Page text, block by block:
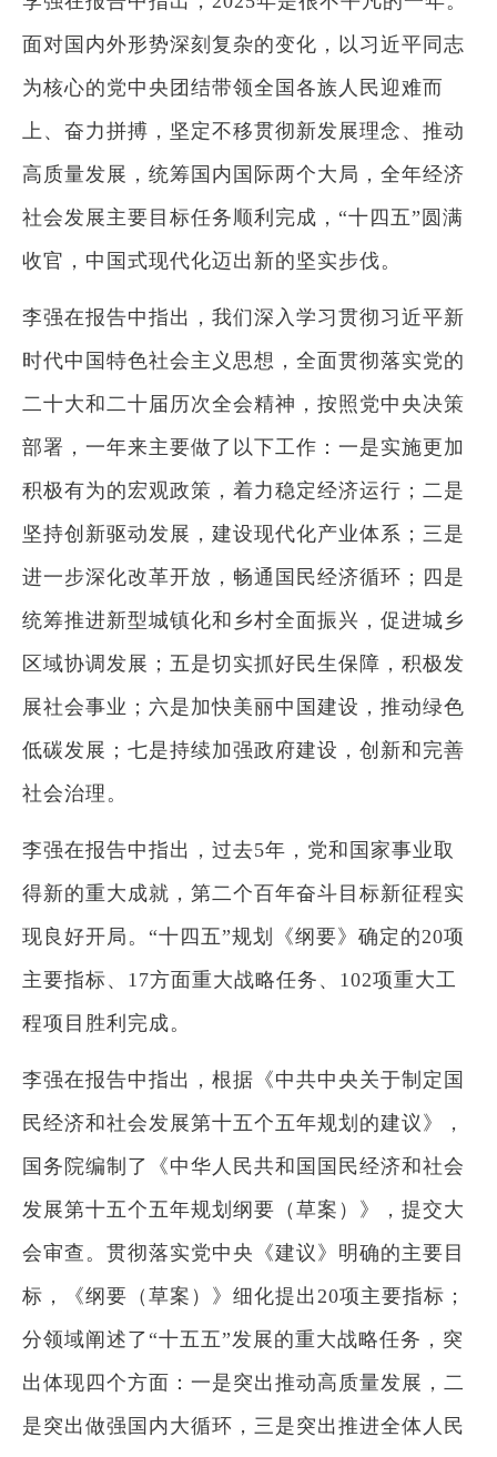
面对国内外形势深刻复杂的变化，以习近平同志
为核心的党中央团结带领全国各族人民迎难而
上、奋力拼搏，坚定不移贯彻新发展理念、推动
高质量发展，统筹国内国际两个大局，全年经济
社会发展主要目标任务顺利完成，“十四五”圆满
收官，中国式现代化迈出新的坚实步伐。
李强在报告中指出，我们深入学习贯彻习近平新
时代中国特色社会主义思想，全面贯彻落实党的
二十大和二十届历次全会精神，按照党中央决策
部署，一年来主要做了以下工作：一是实施更加
积极有为的宏观政策，着力稳定经济运行；二是
坚持创新驱动发展，建设现代化产业体系；三是
进一步深化改革开放，畅通国民经济循环；四是
统筹推进新型城镇化和乡村全面振兴，促进城乡
区域协调发展；五是切实抓好民生保障，积极发
展社会事业；六是加快美丽中国建设，推动绿色
低碳发展；七是持续加强政府建设，创新和完善
社会治理。
李强在报告中指出，过去5年，党和国家事业取
得新的重大成就，第二个百年奋斗目标新征程实
现良好开局。“十四五”规划《纲要》确定的20项
主要指标、17方面重大战略任务、102项重大工
程项目胜利完成。
李强在报告中指出，根据《中共中央关于制定国
民经济和社会发展第十五个五年规划的建议》，
国务院编制了《中华人民共和国国民经济和社会
发展第十五个五年规划纲要（草案）》，提交大
会审查。贯彻落实党中央《建议》明确的主要目
标，《纲要（草案）》细化提出20项主要指标；
分领域阐述了“十五五”发展的重大战略任务，突
出体现四个方面：一是突出推动高质量发展，二
是突出做强国内大循环，三是突出推进全体人民